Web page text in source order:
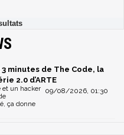
minutes de The Code, la
2.0 d’ARTE
09/08/2026, 01:30
et un hacker
ça donne